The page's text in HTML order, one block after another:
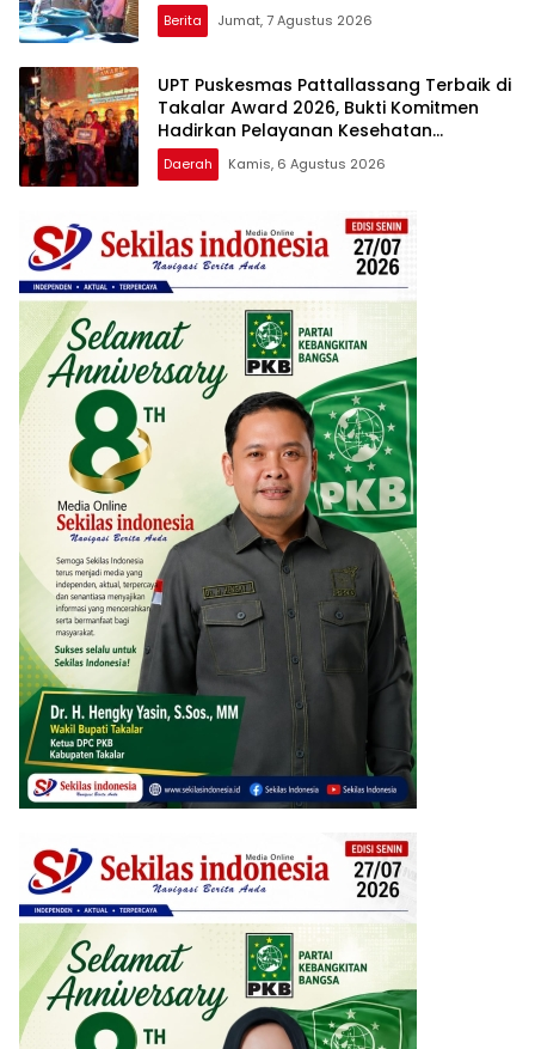
Berita Jumat, 7 Agustus 2026
UPT Puskesmas Pattallassang Terbaik di
Takalar Award 2026, Bukti Komitmen
Hadirkan Pelayanan Kesehatan
Berkualitas
Daerah Kamis, 6 Agustus 2026